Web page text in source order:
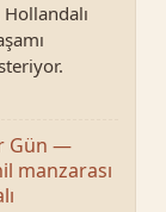
Gün —
manzarası